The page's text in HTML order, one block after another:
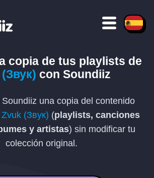
copia de tus playlists de
con Soundiiz
una copia del contenido
Zvuk (Звук) (playlists, canciones
y artistas) sin modificar tu
colección original.